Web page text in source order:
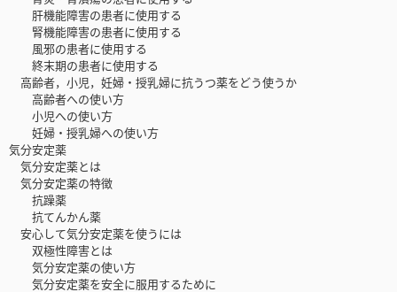
肝機能障害の患者に使用する
腎機能障害の患者に使用する
風邪の患者に使用する
終末期の患者に使用する
高齢者，小児，妊婦・授乳婦に抗うつ薬をどう使うか
高齢者への使い方
小児への使い方
妊婦・授乳婦への使い方
気分安定薬
気分安定薬とは
気分安定薬の特徴
抗躁薬
抗てんかん薬
安心して気分安定薬を使うには
双極性障害とは
気分安定薬の使い方
気分安定薬を安全に服用するために